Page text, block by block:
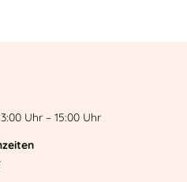
Uhr – 15:00 Uhr